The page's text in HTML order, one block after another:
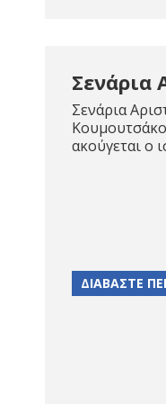
Σενάρια
Σενάρια
ακούγεται ο
ΔΙΑΒΑΣΤΕ